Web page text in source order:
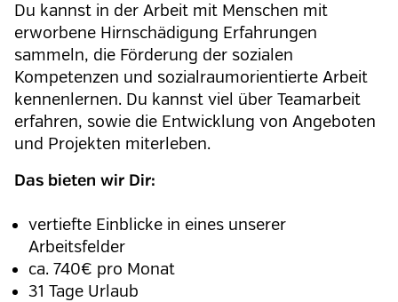
Du kannst in der Arbeit mit Menschen mit
erworbene Hirnschädigung Erfahrungen
sammeln, die Förderung der sozialen
Kompetenzen und sozialraumorientierte Arbeit
kennenlernen. Du kannst viel über Teamarbeit
erfahren, sowie die Entwicklung von Angeboten
und Projekten miterleben.
Das bieten wir Dir:
vertiefte Einblicke in eines unserer
Arbeitsfelder
ca. 740€ pro Monat
31 Tage Urlaub